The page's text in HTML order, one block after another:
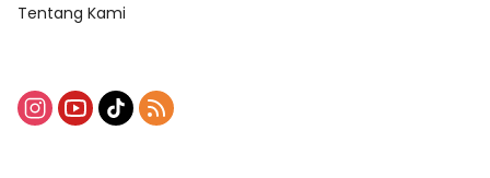
Tentang Kami